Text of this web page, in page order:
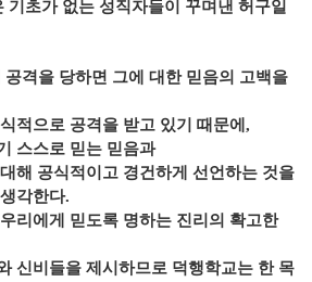
기초가 없는 성직자들이 꾸며낸 허구일
공격을 당하면 그에 대한 믿음의 고백을
적으로 공격을 받고 있기 때문에 ,
스스로 믿는 믿음과
해 공식적이고 경건하게 선언하는 것을
각한다.
리에게 믿도록 명하는 진리의 확고한
신비들을 제시하므로 덕행학교는 한 목